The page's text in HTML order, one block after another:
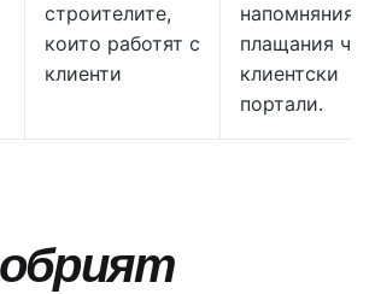
строителите,
които работят с
клиенти
напомняния
плащания
клиентски
портали.